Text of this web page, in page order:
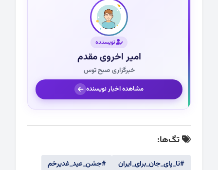
نویسنده
امیر اخروی مقدم
خبرگزاری صبح توس
مشاهده اخبار نویسنده
تگ‌ها:
#تا_پای_جان_برای_ایران
#جشن_عید_غدیرخم